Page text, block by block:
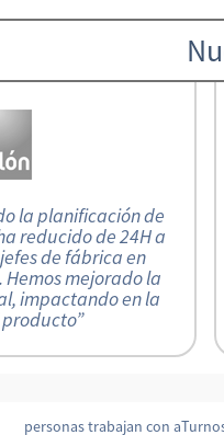
la planificación de
reducido de 24H a
de fábrica en
mejorado la
impactando en la
personas trabajan con